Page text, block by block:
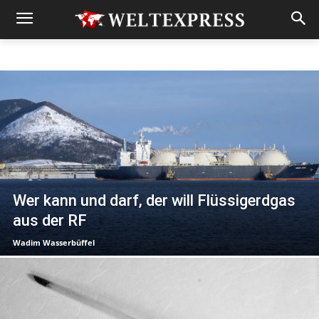
Wer kann und darf, der will Flüssigerdgas
aus der RF
Wadim Wasserbüffel